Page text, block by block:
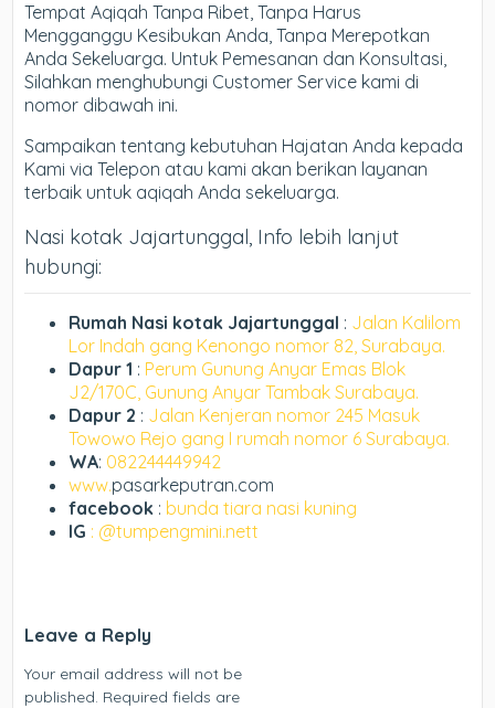
Tempat Aqiqah Tanpa Ribet, Tanpa Harus
Mengganggu Kesibukan Anda, Tanpa Merepotkan
Anda Sekeluarga. Untuk Pemesanan dan Konsultasi,
Silahkan menghubungi Customer Service kami di
nomor dibawah ini.
Sampaikan tentang kebutuhan Hajatan Anda kepada
Kami via Telepon atau kami akan berikan layanan
terbaik untuk aqiqah Anda sekeluarga.
Nasi kotak Jajartunggal, Info lebih lanjut
hubungi:
Rumah Nasi kotak Jajartunggal : Jalan Kalilom
Lor Indah gang Kenongo nomor 82, Surabaya.
Dapur 1 : Perum Gunung Anyar Emas Blok
J2/170C, Gunung Anyar Tambak Surabaya.
Dapur 2 : Jalan Kenjeran nomor 245 Masuk
Towowo Rejo gang I rumah nomor 6 Surabaya.
WA: 082244449942
www.pasarkeputran.com
facebook : bunda tiara nasi kuning
IG : @tumpengmini.nett
Leave a Reply
Your email address will not be
published. Required fields are